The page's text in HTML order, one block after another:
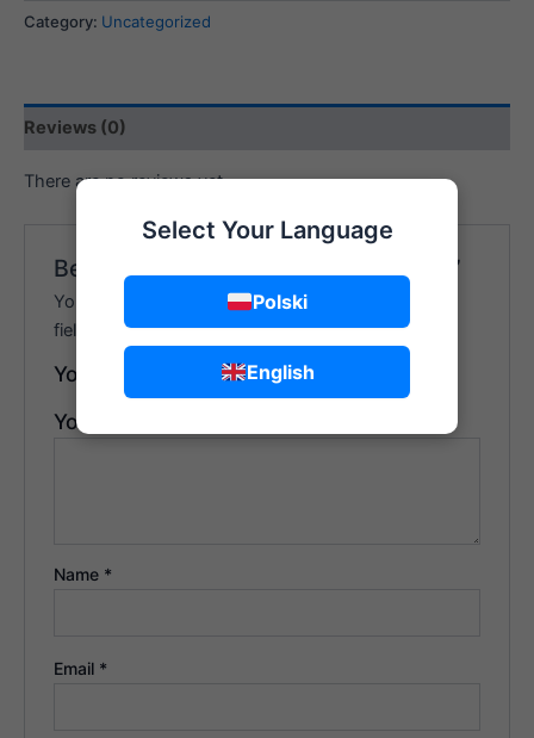
Select Your Language
Polski
English
Category: Uncategorized
Reviews (0)
There are no reviews yet.
Be the first to review “Yearly Access”
Your email address will not be published.
fields are marked*
Your rating
Your review
Name *
Email *